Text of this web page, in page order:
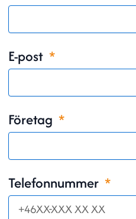
E-post
Företag
Telefonnummer